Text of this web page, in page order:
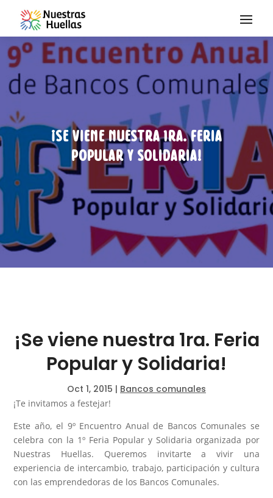
Saltar al contenido
¡Se viene nuestra 1ra. Feria
Popular y Solidaria!
¡Se viene nuestra 1ra. Feria
Popular y Solidaria!
Oct 1, 2015 | Bancos comunales
¡Te invitamos a festejar!
Este año, el 9º Encuentro Anual de Bancos Comunales se
celebra con la 1º Feria Popular y Solidaria organizada por
Nuestras Huellas. Queremos invitarte a vivir una
experiencia de intercambio, trabajo, participación y cultura
con las emprendedoras de los Bancos Comunales.